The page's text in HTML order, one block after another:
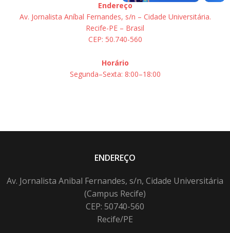
Endereço
Av. Jornalista Aníbal Fernandes, s/n – Cidade Universitária.
Recife-PE – Brasil
CEP: 50.740-560
Horário
Segunda–Sexta: 8:00–18:00
ENDEREÇO
Av. Jornalista Anibal Fernandes, s/n, Cidade Universitária
(Campus Recife)
CEP: 50740-560
Recife/PE